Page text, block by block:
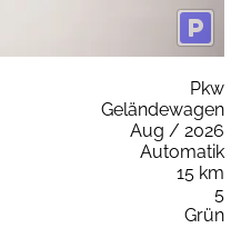
Pkw
Geländewagen
Aug / 2026
Automatik
15 km
5
Grün